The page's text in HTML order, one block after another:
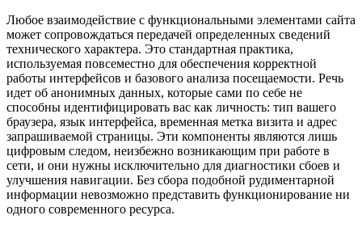
Любое взаимодействие с функциональными элементами сайта
может сопровождаться передачей определенных сведений
технического характера. Это стандартная практика,
используемая повсеместно для обеспечения корректной
работы интерфейсов и базового анализа посещаемости. Речь
идет об анонимных данных, которые сами по себе не
способны идентифицировать вас как личность: тип вашего
браузера, язык интерфейса, временная метка визита и адрес
запрашиваемой страницы. Эти компоненты являются лишь
цифровым следом, неизбежно возникающим при работе в
сети, и они нужны исключительно для диагностики сбоев и
улучшения навигации. Без сбора подобной рудиментарной
информации невозможно представить функционирование ни
одного современного ресурса.